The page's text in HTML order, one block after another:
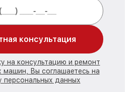
консультация
на консультацию и ремонт
Вы соглашаетесь на
персональных данных